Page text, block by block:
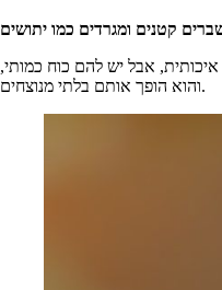
קטנים ומגרדים כמו יתושים
אבל יש להם כוח כמותי,
והוא הופך אותם בלתי מנוצחים.